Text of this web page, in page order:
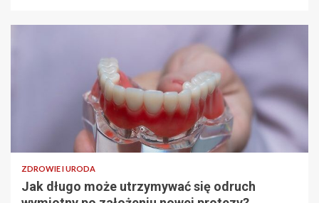
ZDROWIE I URODA
Jak długo może utrzymywać się odruch